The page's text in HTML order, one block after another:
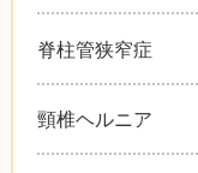
脊柱管狭窄症
頸椎ヘルニア